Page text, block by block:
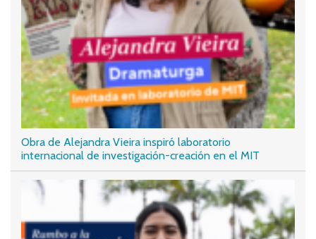
Obra de Alejandra Vieira inspiró laboratorio
internacional de investigación-creación en el MIT